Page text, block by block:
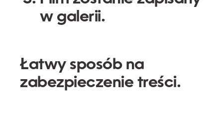
w galerii.
Łatwy sposób na
zabezpieczenie treści.